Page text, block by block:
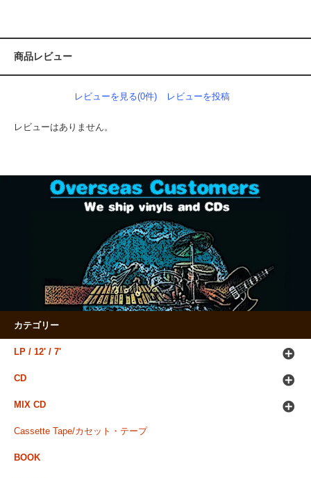
商品レビュー
レビューを見る(0件) レビューを投稿
レビューはありません。
カテゴリー
LP / 12' / 7'
CD
MIX CD
Cassette Tape/カセット・テープ
BOOK